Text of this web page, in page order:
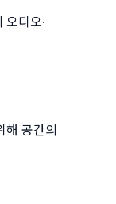
디오·
공간의